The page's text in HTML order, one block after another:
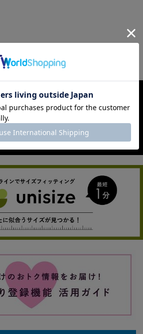
ト
のキーワードに該当する商品はございませんでした。
ム